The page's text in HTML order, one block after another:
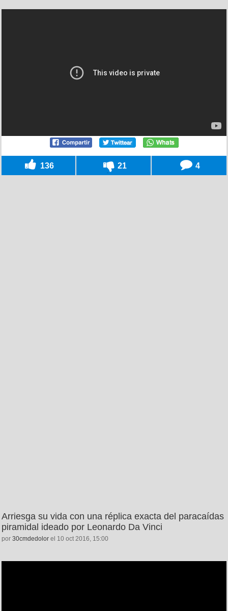
136 21 4
Arriesga su vida con una réplica exacta del paracaídas
piramidal ideado por Leonardo Da Vinci
por 30cmdedolor el 10 oct 2016, 15:00